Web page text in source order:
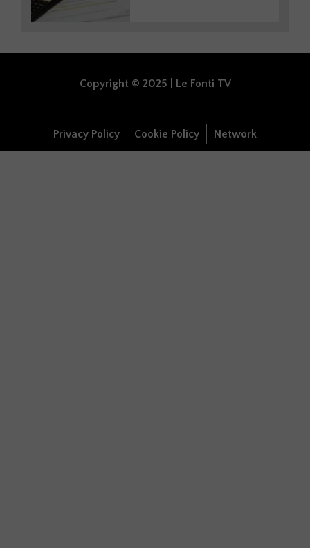
Copyright © 2025 | Le Fonti TV
Privacy Policy Cookie Policy Network